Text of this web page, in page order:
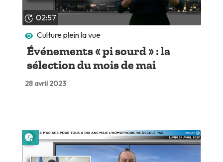
02:57
Culture plein la vue
Événements « pi sourd » : la
sélection du mois de mai
28 avril 2023
Lire plus tard